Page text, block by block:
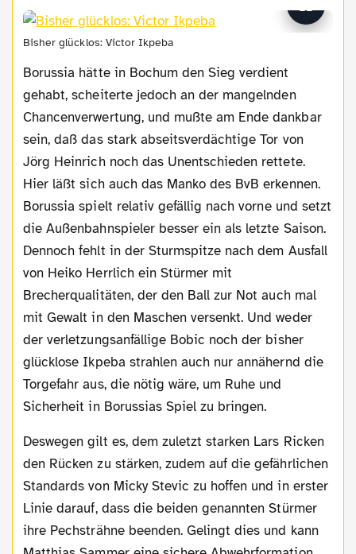
Bisher glücklos: Victor Ikpeba
Borussia hätte in Bochum den Sieg verdient
gehabt, scheiterte jedoch an der mangelnden
Chancenverwertung, und mußte am Ende dankbar
sein, daß das stark abseitsverdächtige Tor von
Jörg Heinrich noch das Unentschieden rettete.
Hier läßt sich auch das Manko des BvB erkennen.
Borussia spielt relativ gefällig nach vorne und setzt
die Außenbahnspieler besser ein als letzte Saison.
Dennoch fehlt in der Sturmspitze nach dem Ausfall
von Heiko Herrlich ein Stürmer mit
Brecherqualitäten, der den Ball zur Not auch mal
mit Gewalt in den Maschen versenkt. Und weder
der verletzungsanfällige Bobic noch der bisher
glücklose Ikpeba strahlen auch nur annähernd die
Torgefahr aus, die nötig wäre, um Ruhe und
Sicherheit in Borussias Spiel zu bringen.
Deswegen gilt es, dem zuletzt starken Lars Ricken
den Rücken zu stärken, zudem auf die gefährlichen
Standards von Micky Stevic zu hoffen und in erster
Linie darauf, dass die beiden genannten Stürmer
ihre Pechsträhne beenden. Gelingt dies und kann